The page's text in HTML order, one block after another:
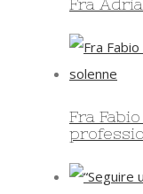
Fra